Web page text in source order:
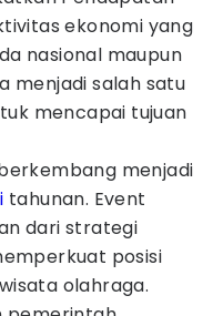
ekonomi yang
nasional maupun
menjadi salah satu
mencapai tujuan
menjadi
tahunan. Event
dari strategi
posisi
olahraga.